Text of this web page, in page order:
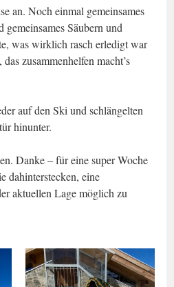
an. Noch einmal gemeinsames
Säubern und
was wirklich rasch erledigt war
zusammenhelfen macht’s
auf den Ski und schlängelten
hinunter.
Danke – für eine super Woche
dahinterstecken, eine
aktuellen Lage möglich zu